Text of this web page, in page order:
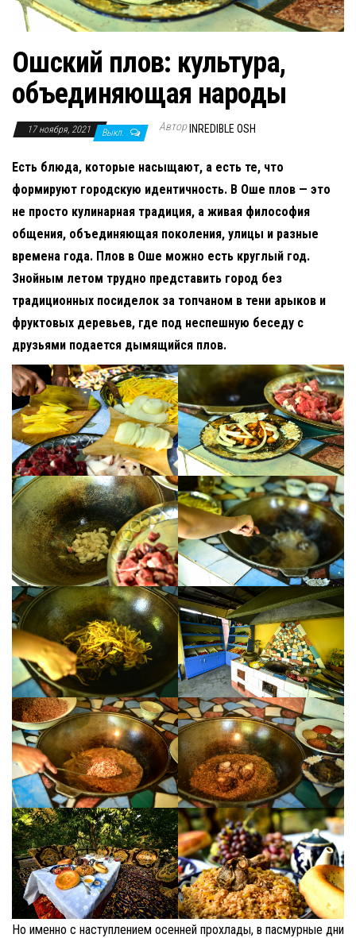
а
Ошский плов: культура,
объединяющая народы
17 ноября, 2021 Выкл. Автор INREDIBLE OSH
Есть блюда, которые насыщают, а есть те, что
формируют городскую идентичность. В Оше плов — это
не просто кулинарная традиция, а живая философия
общения, объединяющая поколения, улицы и разные
времена года. Плов в Оше можно есть круглый год.
Знойным летом трудно представить город без
традиционных посиделок за топчаном в тени арыков и
фруктовых деревьев, где под неспешную беседу с
друзьями подается дымящийся плов.
Но именно с наступлением осенней прохлады, в пасмурные дни